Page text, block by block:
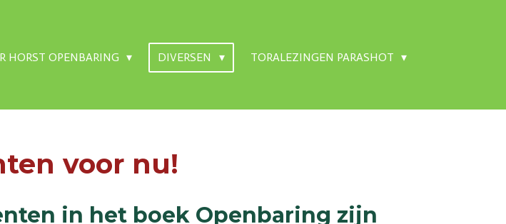
HORST OPENBARING DIVERSEN TORALEZINGEN PARASHOT
voor nu!
in het boek Openbaring zijn